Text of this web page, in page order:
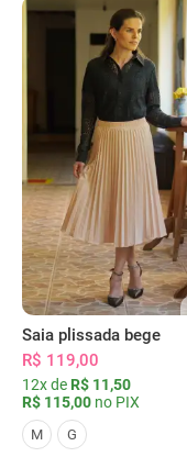
Saia plissada bege
R$ 119,00
12x de R$ 11,50
R$ 115,00 no PIX
M G